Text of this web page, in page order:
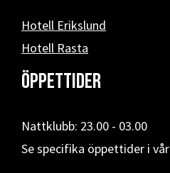
Hotell Erikslund
Hotell Rasta
Öppettider
Nattklubb: 23.00 - 03.00
Se specifika öppettider i vår